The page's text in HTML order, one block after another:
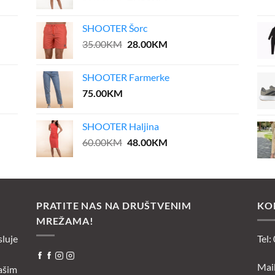
55.00KM.
SHOOTER Šorc
35.00KM Original
35.00KM.
28.00KMCurrent
28.00KM.
SHOOTER Farmerke
75.00KM
SHOOTER Haljina
60.00KM Original
60.00KM.
48.00KMCurrent
48.00KM.
PRATITE NAS NA DRUŠTVENIM
MREŽAMA!
Tel: